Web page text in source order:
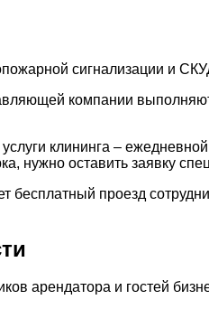
сигнализации и
компании
клининга –
нужно оставить заявку
бесплатный проезд
арендатора и гостей